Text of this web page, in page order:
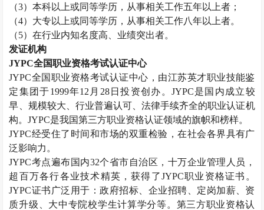
（3）本科以上或同等学历，从事相关工作五年以上者；
（4）大专以上或同等学历，从事相关工作八年以上者。
（5）在行业内知名度高、业绩突出者。
发证机构
JYPC全国职业资格考试认证中心
JYPC全国职业资格考试认证中心，由江苏英才职业技能鉴
定集团于1999年12 月 28日投资创办。 JYPC是国内成立较
早、规模较大、行业普遍认可、法律手续齐全的职业认证机
构。JYPC是我国第三方职业资格认证领域的旗帜和榜样。
JYPC经受住了时间和市场的双重检验，在社会各界具有广
泛影响力。
JYPC考点遍布国内32个省市自治区，十万企业管理人员，
超百万各行各业技术精英，获得了JYPC职业资格证书。
JYPC证书广泛用于：政府招标、企业招聘、定岗加薪、资
质升级、大中专院校学生计算学分等。第三方职业资格认